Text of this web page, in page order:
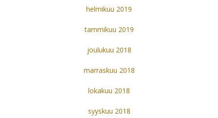
helmikuu 2019
tammikuu 2019
joulukuu 2018
marraskuu 2018
lokakuu 2018
syyskuu 2018